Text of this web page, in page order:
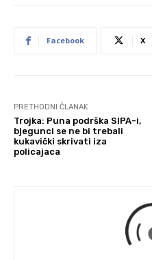
Facebook X
PRETHODNI ČLANAK
Trojka: Puna podrška SIPA-i,
bjegunci se ne bi trebali
kukavički skrivati iza
policajaca